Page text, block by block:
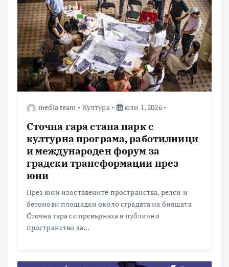
media team Култура юли 1, 2026
Сточна гара стана парк с
културна програма, работилници
и международен форум за
градски трансформации през
юни
През юни изоставените пространства, релси и
бетонови площадки около сградата на бившата
Сточна гара се превърнаха в публично
пространство за…